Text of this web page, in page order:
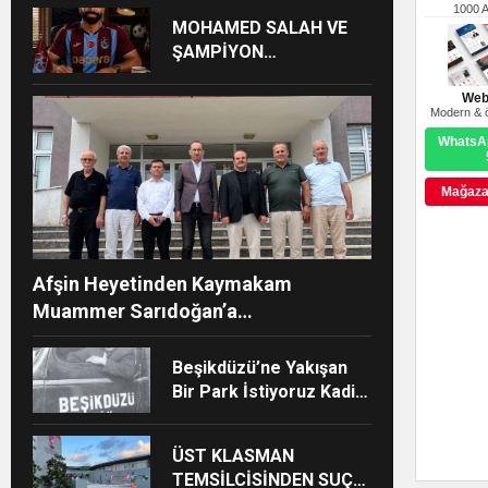
1000
Modern &
MOHAMED SALAH VE
ŞAMPİYON
Pala yazdı
Afşin Heyetinden Kaymakam
Muammer Sarıdoğan’a
Beşikdüzü’nde hayırlı olsun ziyareti
Beşikdüzü’ne Yakışan
Bir Park İstiyoruz Kadir
ÜST KLASMAN
TEMSİLCİSİNDEN SUÇ